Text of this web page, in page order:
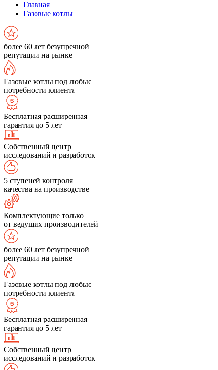
Главная
Газовые котлы
более 60 лет безупречной
репутации на рынке
Газовые котлы под любые
потребности клиента
Бесплатная расширенная
гарантия до 5 лет
Собственный центр
исследований и разработок
5 ступеней контроля
качества на производстве
Комплектующие только
от ведущих производителей
более 60 лет безупречной
репутации на рынке
Газовые котлы под любые
потребности клиента
Бесплатная расширенная
гарантия до 5 лет
Собственный центр
исследований и разработок